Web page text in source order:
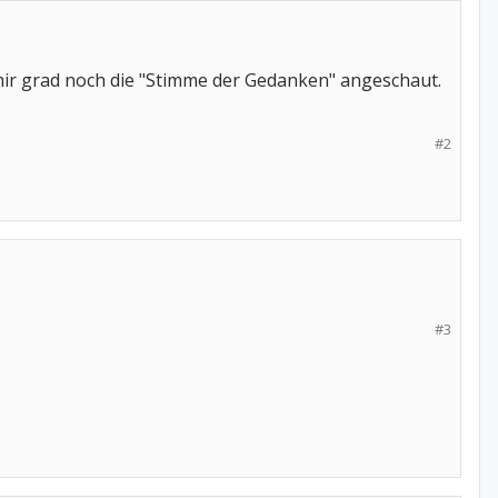
grad noch die "Stimme der Gedanken" angeschaut.
#2
#3